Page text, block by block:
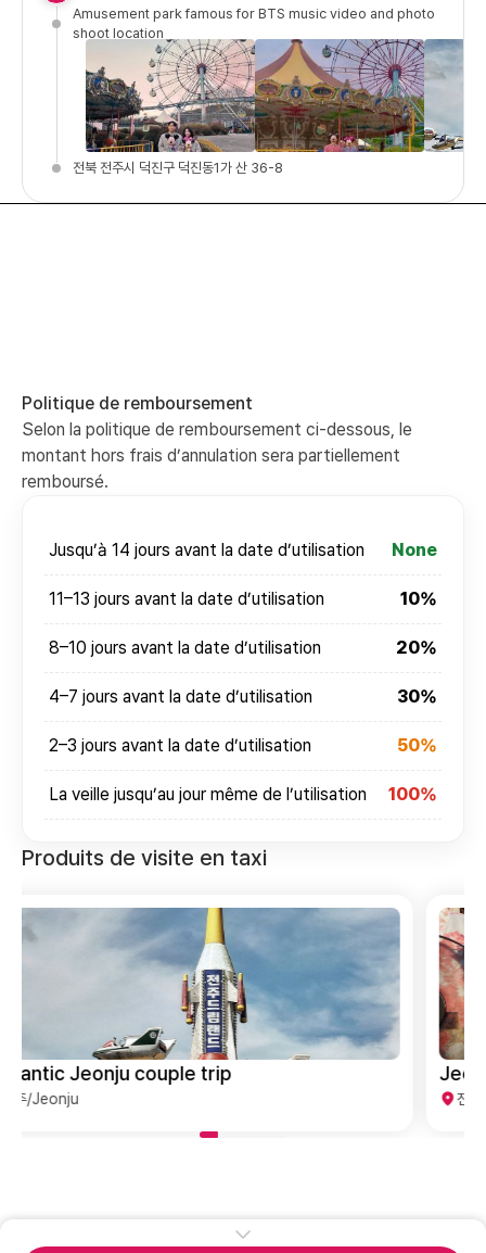
Amusement park famous for BTS music video and photo
shoot location
전북 전주시 덕진구 덕진동1가 산 36-8
Politique de remboursement
Selon la politique de remboursement ci-dessous, le
montant hors frais d’annulation sera partiellement
remboursé.
Jusqu’à 14 jours avant la date d’utilisation None
11–13 jours avant la date d’utilisation 10%
8–10 jours avant la date d’utilisation 20%
4–7 jours avant la date d’utilisation 30%
2–3 jours avant la date d’utilisation 50%
La veille jusqu’au jour même de l’utilisation 100%
Produits de visite en taxi
Jeonju In-depth Exploration Course
전주/Jeonju